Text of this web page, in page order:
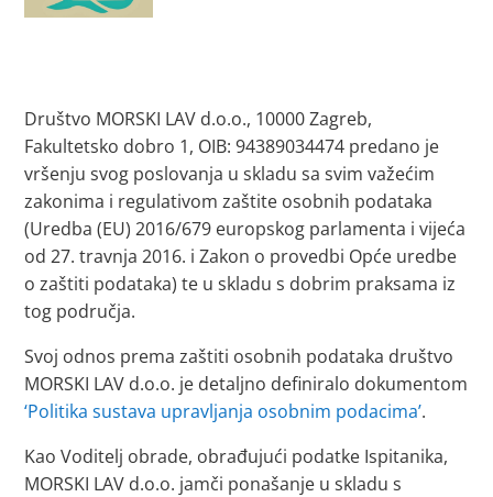
Društvo MORSKI LAV d.o.o., 10000 Zagreb,
Fakultetsko dobro 1, OIB: 94389034474 predano je
vršenju svog poslovanja u skladu sa svim važećim
zakonima i regulativom zaštite osobnih podataka
(Uredba (EU) 2016/679 europskog parlamenta i vijeća
od 27. travnja 2016. i Zakon o provedbi Opće uredbe
o zaštiti podataka) te u skladu s dobrim praksama iz
tog područja.
Svoj odnos prema zaštiti osobnih podataka društvo
MORSKI LAV d.o.o. je detaljno definiralo dokumentom
‘Politika sustava upravljanja osobnim podacima’.
Kao Voditelj obrade, obrađujući podatke Ispitanika,
MORSKI LAV d.o.o. jamči ponašanje u skladu s